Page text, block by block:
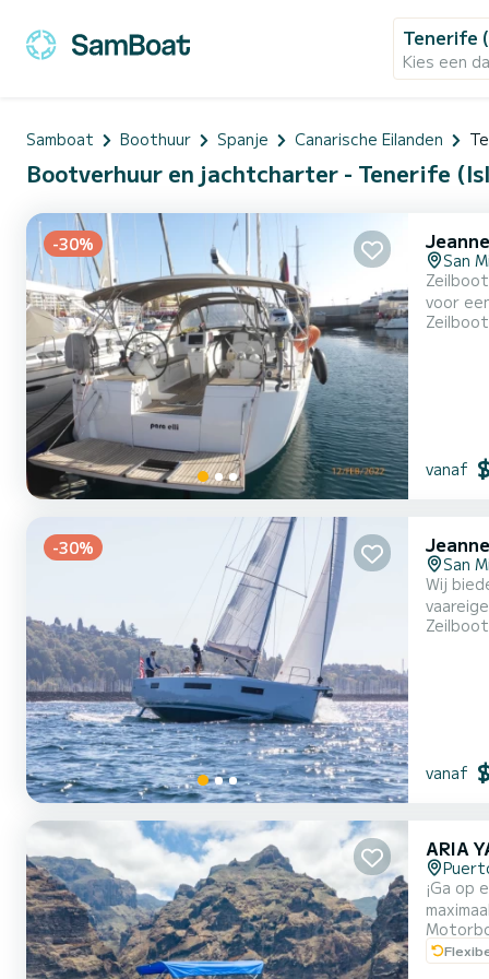
Tenerife
Kies een
Samboat Boothuur Spanje Canarische Eilanden
Bootverhuur en jachtcharter - Tenerife
-30%
San
voor een reis van
meter
Zeilboot
vanaf
-30%
San
Wij bieden u in een Sun Odyssey 440 uit 2023 aan. free elli is een
Zeilboot
vanaf
ARIA
¡Ga op
maximaal
beslist!